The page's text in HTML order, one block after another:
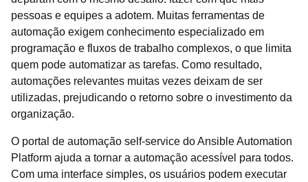
pessoas e equipes a adotem. Muitas ferramentas de
automação exigem conhecimento especializado em
programação e fluxos de trabalho complexos, o que limita
quem pode automatizar as tarefas. Como resultado,
automações relevantes muitas vezes deixam de ser
utilizadas, prejudicando o retorno sobre o investimento da
organização.
O portal de automação self-service do Ansible Automation
Platform ajuda a tornar a automação acessível para todos.
Com uma interface simples, os usuários podem executar